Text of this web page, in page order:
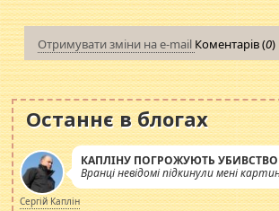
Отримувати зміни на e-mail Коментарів (0)
Останнє в блогах
КАПЛІНУ ПОГРОЖУЮТЬ
Вранці невідомі підкинули мені
Сергій Каплін